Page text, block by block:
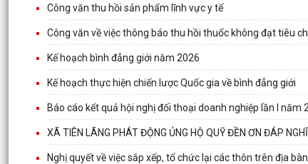
Công văn thu hồi sản phẩm lĩnh vực y tế
Công văn về việc thông báo thu hồi thuốc không đạt tiêu
Kế hoạch bình đẳng giới năm 2026
Kế hoạch thực hiện chiến lược Quốc gia về bình đẳng giới
Báo cáo kết quả hội nghị đối thoại doanh nghiệp lần I năm
XÃ TIÊN LÃNG PHÁT ĐỘNG ỦNG HỘ QUỸ ĐỀN ƠN ĐÁP
Nghị quyết về việc sắp xếp, tổ chức lại các thôn trên địa